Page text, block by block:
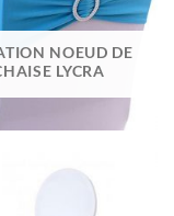
NOEUD DE
LYCRA